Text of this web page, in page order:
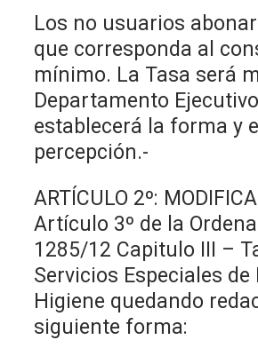
Los no usuarios
que corresponda al
mínimo. La Tasa será
Departamento Ejecutivo
establecerá la forma y
percepción.-
ARTÍCULO 2º:
Artículo 3º de la
1285/12 Capitulo III –
Servicios Especiales de
Higiene quedando
siguiente forma: